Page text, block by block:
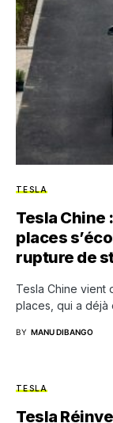
TESLA
Tesla Chine
places
rupture de
Tesla Chine vient
places, qui a
BY MANU DIBANGO
TESLA
Tesla